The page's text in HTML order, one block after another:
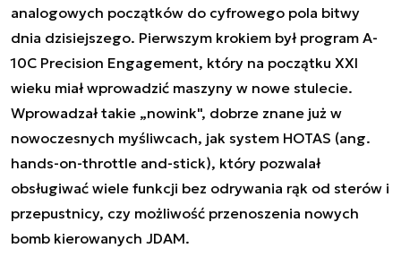
analogowych początków do cyfrowego pola bitwy
dnia dzisiejszego. Pierwszym krokiem był program A-
10C Precision Engagement, który na początku XXI
wieku miał wprowadzić maszyny w nowe stulecie.
Wprowadzał takie „nowink", dobrze znane już w
nowoczesnych myśliwcach, jak system HOTAS (ang.
hands-on-throttle and-stick), który pozwalał
obsługiwać wiele funkcji bez odrywania rąk od sterów i
przepustnicy, czy możliwość przenoszenia nowych
bomb kierowanych JDAM.